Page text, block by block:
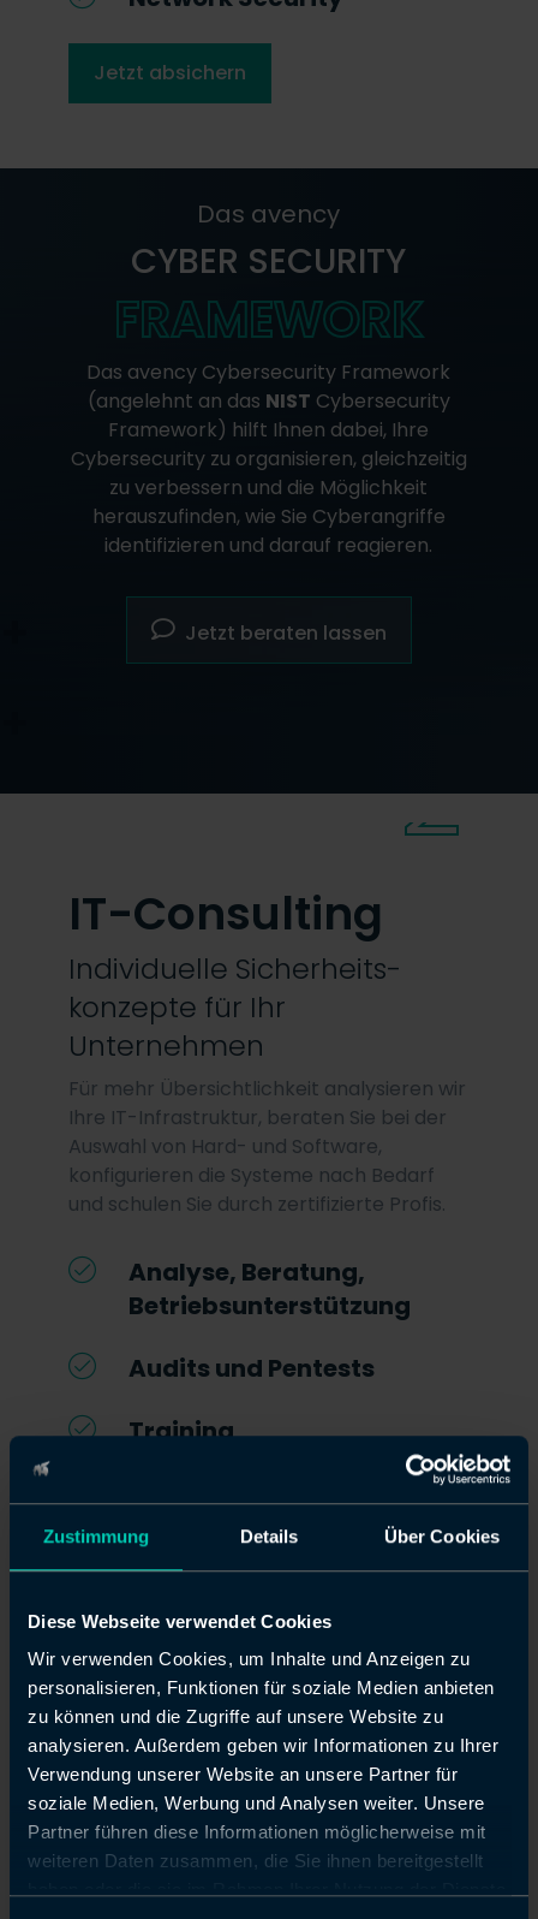
Zustimmung Details Über Cookies
Diese Webseite verwendet Cookies
Wir verwenden Cookies, um Inhalte und Anzeigen zu
personalisieren, Funktionen für soziale Medien anbieten
zu können und die Zugriffe auf unsere Website zu
analysieren. Außerdem geben wir Informationen zu Ihrer
Verwendung unserer Website an unsere Partner für
soziale Medien, Werbung und Analysen weiter. Unsere
Partner führen diese Informationen möglicherweise mit
weiteren Daten zusammen, die Sie ihnen bereitgestellt
Jetzt absichern
Das avency
CYBER SECURITY
FRAMEWORK
Das avency Cybersecurity Framework
(angelehnt an das NIST Cybersecurity
Framework) hilft Ihnen dabei, Ihre
Cybersecurity zu organisieren, gleichzeitig
zu verbessern und die Möglichkeit
herauszufinden, wie Sie Cyberangriffe
identifizieren und darauf reagieren.
Jetzt beraten lassen
IT-Consulting
Individuelle Sicherheits­
konzepte für Ihr
Unternehmen
Für mehr Übersichtlichkeit analysieren wir
Ihre IT-Infrastruktur, beraten Sie bei der
Auswahl von Hard- und Software,
konfigurieren die Systeme nach Bedarf
und schulen Sie durch zertifizierte Profis.
Analyse, Beratung,
Betriebsunterstützung
Audits und Pentests
Training
Beratung vereinbaren
2
Wir sind Forcepoint
Accredited Service
Partner
Wir sind offiziell der erste und
bislang einzige Forcepoint
Accredited Service Partner
(ASP) für Deutschland,
Österreich und die Schweiz